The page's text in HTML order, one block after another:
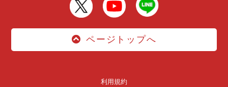
ページトップへ
利用規約